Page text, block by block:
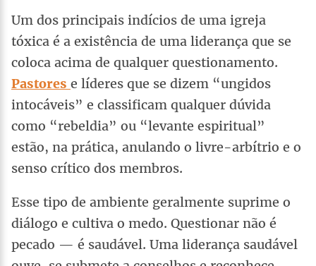
Um dos principais indícios de uma igreja
tóxica é a existência de uma liderança que se
coloca acima de qualquer questionamento.
Pastores e líderes que se dizem “ungidos
intocáveis” e classificam qualquer dúvida
como “rebeldia” ou “levante espiritual”
estão, na prática, anulando o livre-arbítrio e o
senso crítico dos membros.
Esse tipo de ambiente geralmente suprime o
diálogo e cultiva o medo. Questionar não é
pecado — é saudável. Uma liderança saudável